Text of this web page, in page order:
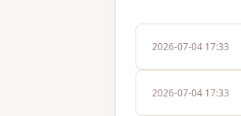
2026-07-04 17:33
2026-07-04 17:33